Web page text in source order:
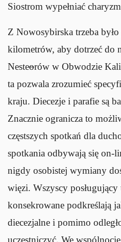
Siostrom wypełniać
Z Nowosybirska trzeba
kilometrów, aby dotrzeć do
Nesteorów w Obwodzie
ta pozwala zrozumieć
kraju. Diecezje i parafie są
Znacznie ogranicza to
częstszych spotkań dla
spotkania odbywają się on-
nigdy osobistej wymiany
więzi. Wszyscy
konsekrowane podkreślają
diecezjalne i pomimo
uczestniczyć. We